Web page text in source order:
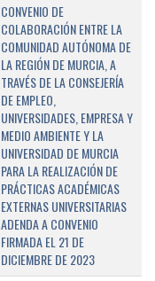
CONVENIO DE
COLABORACIÓN ENTRE LA
COMUNIDAD AUTÓNOMA DE
LA REGIÓN DE MURCIA, A
TRAVÉS DE LA CONSEJERÍA
DE EMPLEO,
UNIVERSIDADES, EMPRESA Y
MEDIO AMBIENTE Y LA
UNIVERSIDAD DE MURCIA
PARA LA REALIZACIÓN DE
PRÁCTICAS ACADÉMICAS
EXTERNAS UNIVERSITARIAS
ADENDA A CONVENIO
FIRMADA EL 21 DE
DICIEMBRE DE 2023